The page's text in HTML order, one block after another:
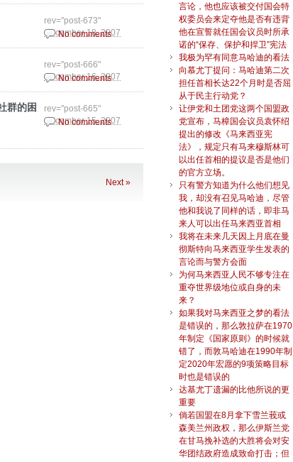
December 18, 2007
rev="post-673"
No comments
December 16, 2007
rev="post-666"
No comments
群的困
December 15, 2007
rev="post-665"
No comments
Next »
言论，他也应该被交付国会特
权委员会来定夺他是否有违背
他在宣誓就任国会议员时所承
诺的“保存、保护和捍卫”宪法
我极为罕有同意马哈迪的看法
向慕尤丁提问：马哈迪第二次
担任首相长达22个月时是否屈
从于民主行动党？
让伊党和土团党这两个国盟政
党宣布，马樟国会议员袁怀绍
提出的修改《马来西亚宪
法》，规定只有马来穆斯林可
以出任首相的提议是否是他们
的官方立场。
只有警方知道为什么他们想见
我，却没有召见马哈迪，尽管
他和我说了同样的话，即非马
来人可以出任马来西亚首相
我将在未来几天因上月底在曼
彻斯特向马来西亚学生发表的
言论而与警方会面
为何马来西亚人民不够专注在
重夺世界级地位或自身的未
来？
如果我对马来西亚之梦的看法
是错误的，那么敦拉萨在1970
年制定《国家原则》的时候就
错了，而敦马哈迪在1990年制
定2020年宏愿的9项策略目标
时也是错误的
达基尤丁遗漏的比他所说的更
重要
倘若国盟在8月拿下雪兰莪或
森美兰州政权，那么伊斯兰党
在甘马挽补选的大胜将会对安
华团结政府造成致命打击；但